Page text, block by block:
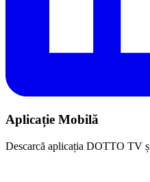
Aplicație Mobilă
Descarcă aplicația DOTTO TV